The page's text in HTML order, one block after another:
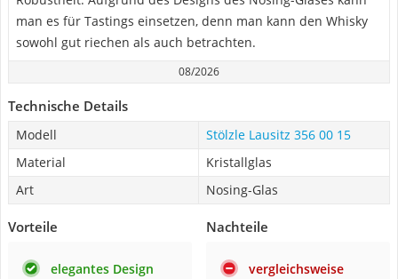
man es für Tastings einsetzen, denn man kann den Whisky
sowohl gut riechen als auch betrachten.
08/2026
Technische Details
Modell
Stölzle Lausitz 356 00 15
Material
Kristallglas
Art
Nosing-Glas
Vorteile
elegantes Design
Nachteile
vergleichsweise